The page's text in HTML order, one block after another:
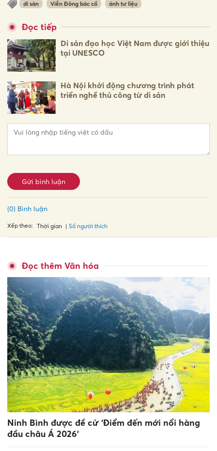
di sản Viễn Đông bác cổ ảnh tư liệu
Đọc tiếp
Di sản đạo học Việt Nam được giới thiệu
tại UNESCO
Hà Nội khởi động chương trình phát
triển nghề thủ công từ di sản
Gửi bình luận
(0) Bình luận
Xếp theo: Thời gian Số người thích
Đọc thêm Văn hóa
Ninh Bình được đề cử ‘Điểm đến mới nổi hàng
đầu châu Á 2026’